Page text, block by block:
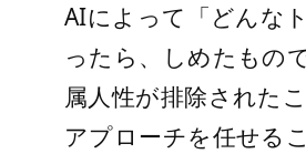
AIによって「どんな
ったら、しめたもので
属人性が排除された
アプローチを任せる